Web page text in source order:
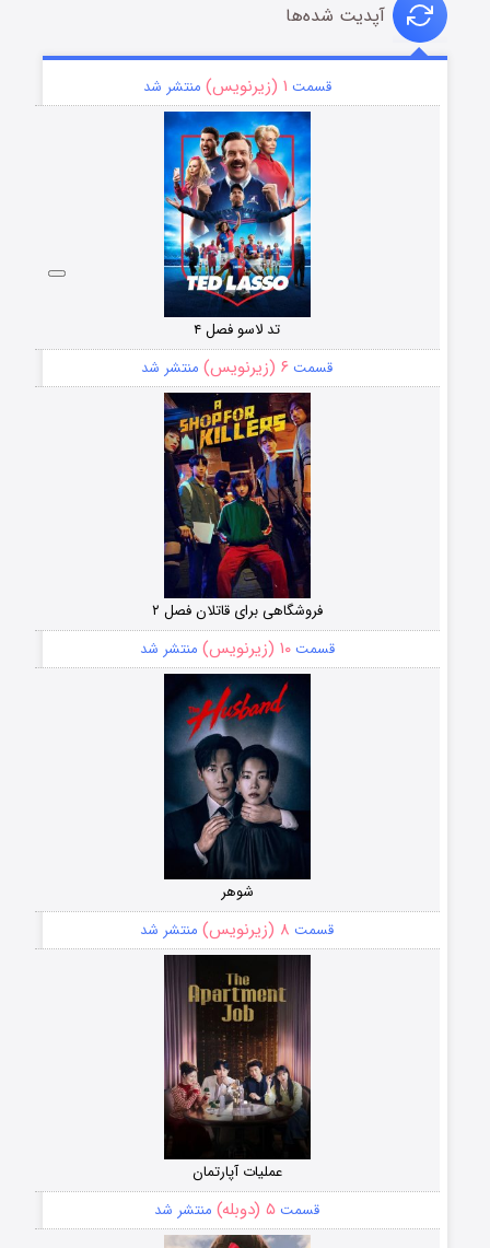
آپدیت شده‌ها
قسمت ۱ (زیرنویس) منتشر شد
تد لاسو فصل ۴
قسمت ۶ (زیرنویس) منتشر شد
فروشگاهی برای قاتلان فصل ۲
قسمت۱۰ (زیرنویس) منتشر شد
شوهر
قسمت ۸ (زیرنویس) منتشر شد
عملیات آپارتمان
قسمت ۵ (دوبله) منتشر شد